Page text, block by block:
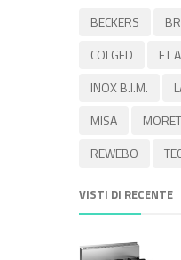
BECKERS
COLGED
ET
INOX B.I.M.
MISA
REWEBO
VISTI DI RECENTE